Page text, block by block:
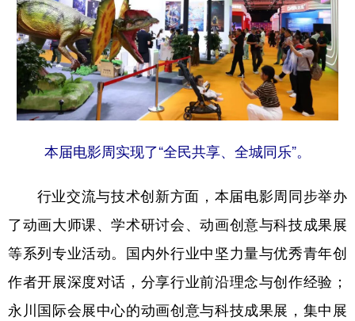
本届电影周实现了“全民共享、全城同乐”。
行业交流与技术创新方面，本届电影周同步举办
了动画大师课、学术研讨会、动画创意与科技成果展
等系列专业活动。国内外行业中坚力量与优秀青年创
作者开展深度对话，分享行业前沿理念与创作经验；
永川国际会展中心的动画创意与科技成果展，集中展